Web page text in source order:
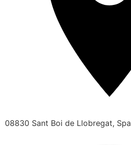
08830 Sant Boi de Llobregat,